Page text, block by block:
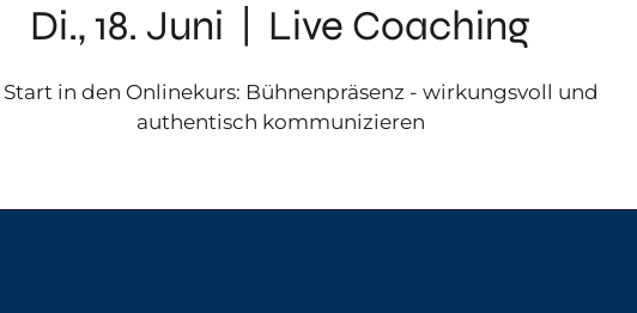
Di., 18. Juni
Live Coaching
Start in den Onlinekurs: Bühnenpräsenz - wirkungsvoll und
authentisch kommunizieren